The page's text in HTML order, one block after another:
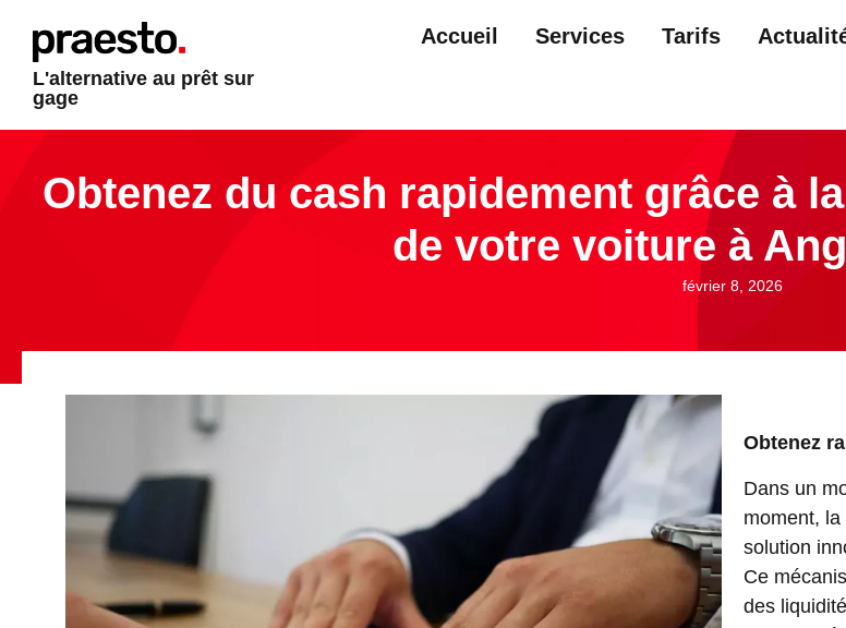
L'alternative au prêt sur
gage
Accueil Services Tarifs
Obtenez du cash rapidement grâce à
de votre voiture à
février 8, 2026
Obtenez
Dans un
moment,
solution
Ce
des